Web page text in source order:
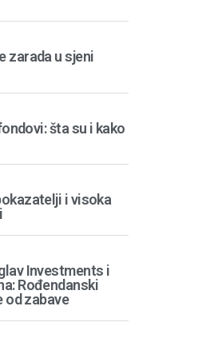
zarada u sjeni
šta su i kako
i visoka
Investments i
Rođendanski
od zabave